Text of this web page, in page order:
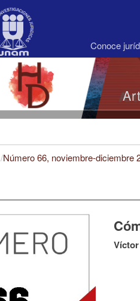
Conoce
/Número 66, noviembre-diciembre